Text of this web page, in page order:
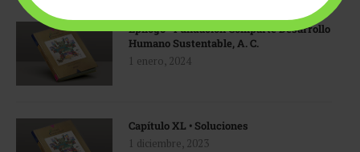
Epílogo • Fundación Comparte Desarrollo
Humano Sustentable, A. C.
1 enero, 2024
Capítulo XL • Soluciones
1 diciembre, 2023